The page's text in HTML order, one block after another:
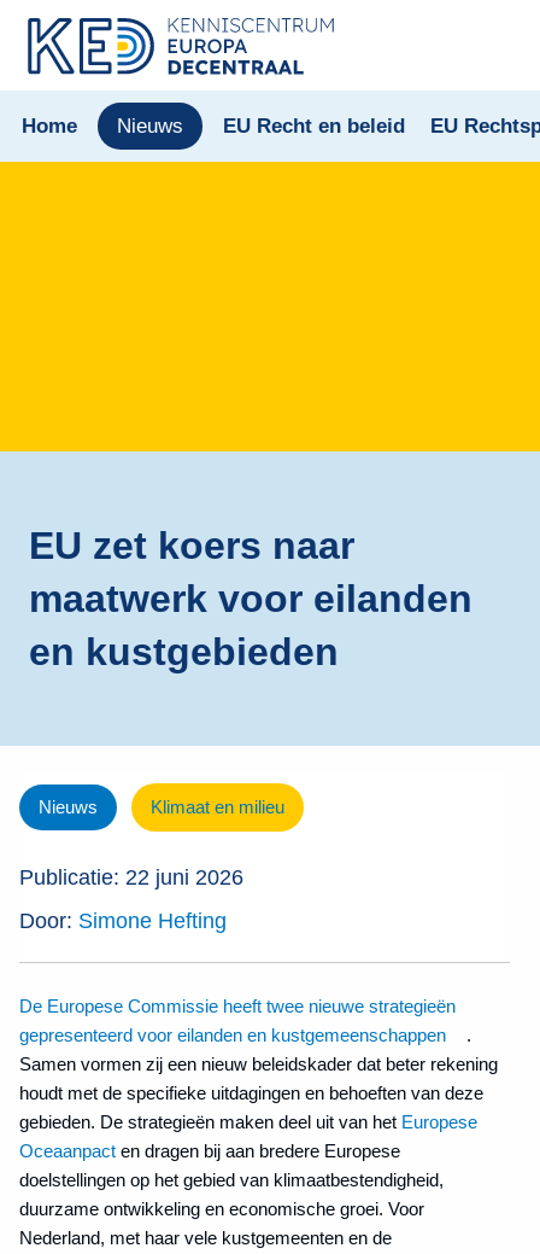
Home Nieuws EU Recht en beleid EU
EU zet koers naar
maatwerk voor eilanden
en kustgebieden
Nieuws Klimaat en milieu
Publicatie: 22 juni 2026
Door: Simone Hefting
De Europese Commissie heeft twee nieuwe strategieën
gepresenteerd voor eilanden en kustgemeenschappen
.
Samen vormen zij een nieuw beleidskader dat beter rekening
houdt met de specifieke uitdagingen en behoeften van deze
gebieden. De strategieën maken deel uit van het Europese
Oceaanpact en dragen bij aan bredere Europese
doelstellingen op het gebied van klimaatbestendigheid,
duurzame ontwikkeling en economische groei. Voor
Nederland, met haar vele kustgemeenten en de